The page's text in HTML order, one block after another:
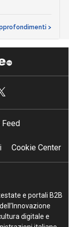
>
Feed
Cookie Center
e portali B2B
digitale e